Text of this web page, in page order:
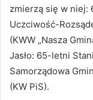
zmierzą się w niej:
Uczciwość-
(KWW „Nasza
Jasło: 65-letni
Samorządowa
(KW PiS).